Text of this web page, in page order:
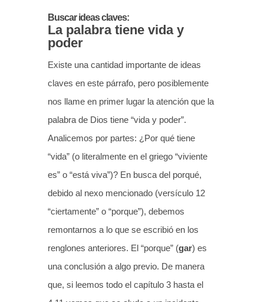
Buscar ideas claves:
La palabra tiene vida y
poder
Existe una cantidad importante de ideas
claves en este párrafo, pero posiblemente
nos llame en primer lugar la atención que la
palabra de Dios tiene “vida y poder”.
Analicemos por partes: ¿Por qué tiene
“vida” (o literalmente en el griego “viviente
es” o “está viva”)? En busca del porqué,
debido al nexo mencionado (versículo 12
“ciertamente” o “porque”), debemos
remontarnos a lo que se escribió en los
renglones anteriores. El “porque” (gar) es
una conclusión a algo previo. De manera
que, si leemos todo el capítulo 3 hasta el